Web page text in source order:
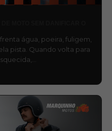
água, poeira, fuligem,
pista. Quando volta para